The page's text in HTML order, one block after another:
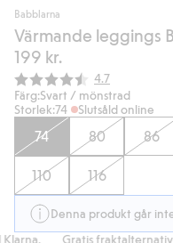
Babblarna
Värmande leggings
199 kr.
Snittbetyg:
4.7
Färg:Svart / mönstrad
Storlek:74 Slutsåld online
74 80 86
110 116
Denna produkt går
Gratis fraktalternativ